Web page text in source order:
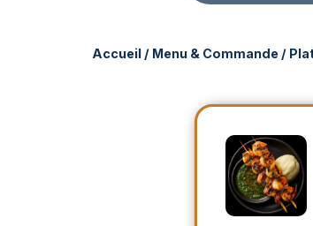
Accueil / Menu & Commande /